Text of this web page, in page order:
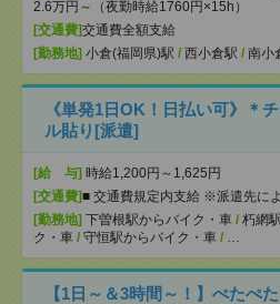
2.6万円～（夜勤時給1760円×15h）
[交通費]交通費全額支給
[勤務地] 小倉(福岡県)駅 / 西小倉駅 / 南小
《単発1日OK！日払い可》＊
ル貼り[派遣]
[給 与] 時給1,200円～1,625円
[交通費]■ 交通費規定内支給 ※派遣先に
[勤務地] 下曽根駅からバイク・車 / 朽網
ク・車 / 守恒駅からバイク・車 / …
【1日～＆3時間～！】ぺたぺ